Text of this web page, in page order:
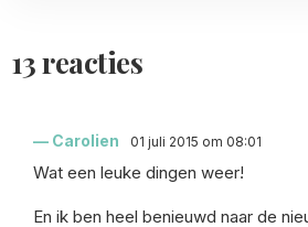
13 reacties
Carolien 01 juli 2015 om 08:01
Wat een leuke dingen weer!
En ik ben heel benieuwd naar de